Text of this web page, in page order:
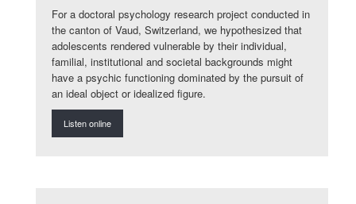
For a doctoral psychology research project conducted in
the canton of Vaud, Switzerland, we hypothesized that
adolescents rendered vulnerable by their individual,
familial, institutional and societal backgrounds might
have a psychic functioning dominated by the pursuit of
an ideal object or idealized figure.
Listen online